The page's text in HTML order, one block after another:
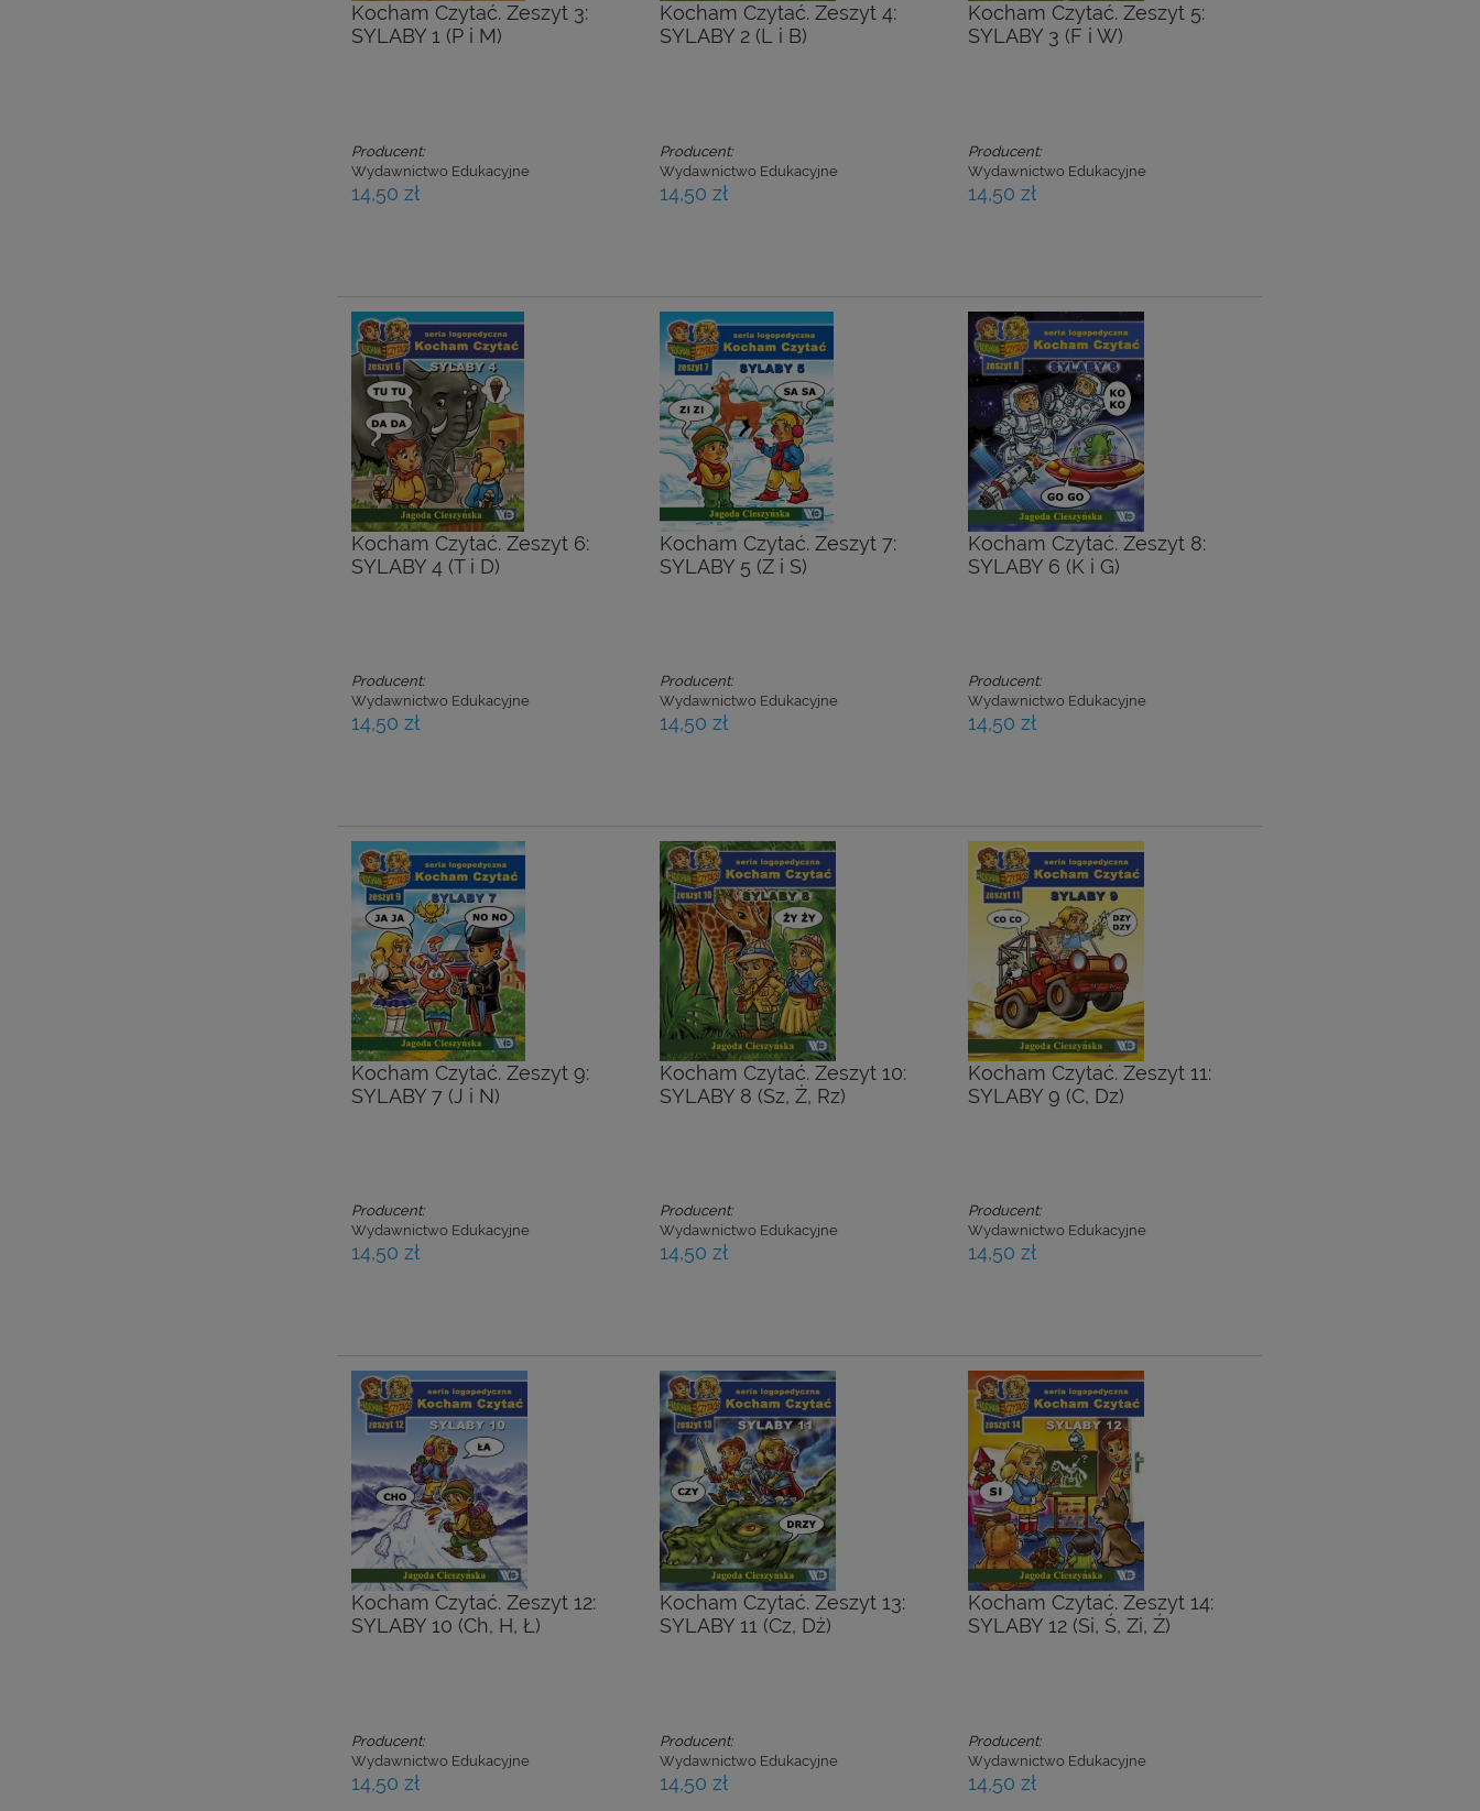
Kocham Czytać. Zeszyt 3:
SYLABY 1 (P i M)
Producent:
Wydawnictwo Edukacyjne
14,50 zł
Kocham Czytać. Zeszyt 4:
SYLABY 2 (L i B)
Producent:
Wydawnictwo Edukacyjne
14,50 zł
Kocham Czytać. Zeszyt 5:
SYLABY 3 (F i W)
Producent:
Wydawnictwo Edukacyjne
14,50 zł
Kocham Czytać. Zeszyt 6:
SYLABY 4 (T i D)
Producent:
Wydawnictwo Edukacyjne
14,50 zł
Kocham Czytać. Zeszyt 7:
SYLABY 5 (Z i S)
Producent:
Wydawnictwo Edukacyjne
14,50 zł
Kocham Czytać. Zeszyt 8:
SYLABY 6 (K i G)
Producent:
Wydawnictwo Edukacyjne
14,50 zł
Kocham Czytać. Zeszyt 9:
SYLABY 7 (J i N)
Producent:
Wydawnictwo Edukacyjne
14,50 zł
Kocham Czytać. Zeszyt 10:
SYLABY 8 (Sz, Ż, Rz)
Producent:
Wydawnictwo Edukacyjne
14,50 zł
Kocham Czytać. Zeszyt 11:
SYLABY 9 (C, Dz)
Producent:
Wydawnictwo Edukacyjne
14,50 zł
Kocham Czytać. Zeszyt 12:
SYLABY 10 (Ch, H, Ł)
Producent:
Wydawnictwo Edukacyjne
14,50 zł
Kocham Czytać. Zeszyt 13:
SYLABY 11 (Cz, Dż)
Producent:
Wydawnictwo Edukacyjne
14,50 zł
Kocham Czytać. Zeszyt 14:
SYLABY 12 (Si, Ś, Zi, Ź)
Producent:
Wydawnictwo Edukacyjne
14,50 zł